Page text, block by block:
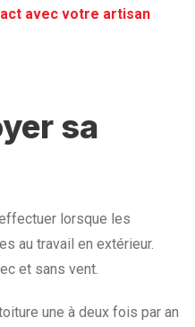
avec votre artisan
sa
lorsque les
au travail en extérieur.
et sans vent.
une à deux fois par an